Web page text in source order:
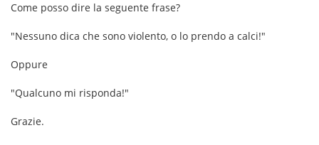
Come posso dire la seguente frase?
"Nessuno dica che sono violento, o lo prendo a calci!"
Oppure
"Qualcuno mi risponda!"
Grazie.